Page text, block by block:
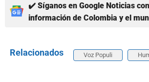
✔️ Síganos en Google Noticias
información de Colombia y el
Relacionados Voz Populi